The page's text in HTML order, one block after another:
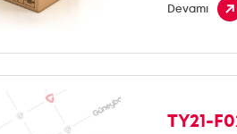
Devamı
TY21-